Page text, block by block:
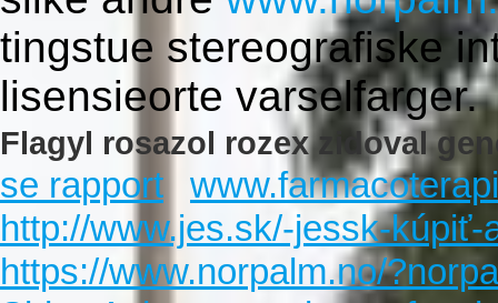
tingstue stereografiske
lisensieorte varselfarger.
Flagyl rosazol rozex zidoval
se rapport
http://www.jes.sk/-jessk-
https://www.norpalm.no/